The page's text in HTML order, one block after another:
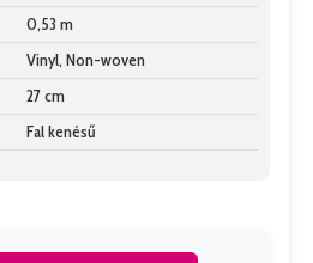
0,53 m
Vinyl, Non-woven
27 cm
Fal kenésű